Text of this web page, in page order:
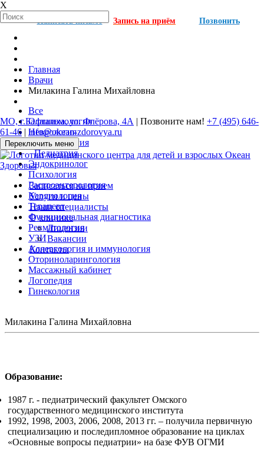
Написать письмо Запись на приём Позвонить
X
МО, г.Балашиха, ул. Флёрова, 4А | Позвоните нам! +7 (495) 646-
61-46 | info@okean-zdorovya.ru
Переключить меню
Записаться на прием
Услуги и цены
Наши специалисты
О клинике
Лицензии
Вакансии
Контакты
Главная
Врачи
Милакина Галина Михайловна
Все
Офтальмология
Неврология
Травматология
Педиатрия
Эндокринолог
Психология
Гастроэнтерология
Кардиология
Терапевт
Функциональная диагностика
Ревматология
УЗИ
Аллергология и иммунология
Оториноларингология
Массажный кабинет
Логопедия
Гинекология
Милакина Галина Михайловна
Образование:
1987 г. - педиатрический факультет Омского
государственного медицинского института
1992, 1998, 2003, 2006, 2008, 2013 гг. – получила первичную
специализацию и последипломное образование на циклах
«Основные вопросы педиатрии» на базе ФУВ ОГМИ